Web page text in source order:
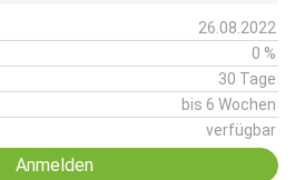
26.08.2022
0 %
30 Tage
bis 6 Wochen
verfügbar
Anmelden